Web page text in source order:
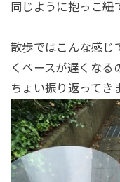
同じように抱っこ紐
散歩ではこんな感じ
くペースが遅くなる
ちょい振り返ってき